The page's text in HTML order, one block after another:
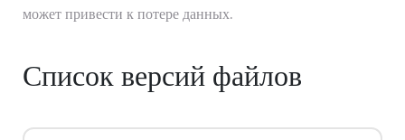
может привести к потере данных.
Список версий файлов